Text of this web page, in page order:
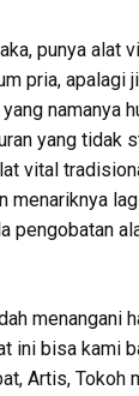
punya alat
pria, apalagi
namanya
yang tidak
vital
pengobatan
menangani
ini bisa kami
Artis, Tokoh